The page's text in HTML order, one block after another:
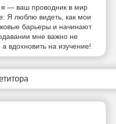
я — ваш проводник в мир
Я люблю видеть, как мои
барьеры и начинают
мне важно не
вдохновить на изучение!
Нет
свободных
часов
Нет
свободных
часов